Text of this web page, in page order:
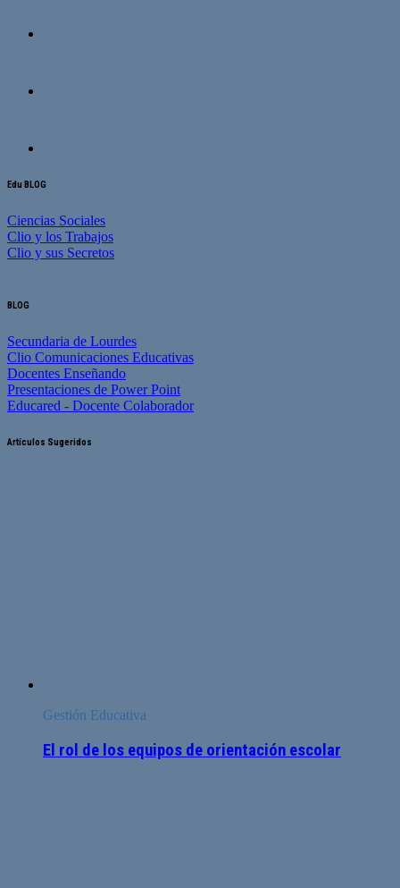
Edu BLOG
Ciencias Sociales
Clio y los Trabajos
Clio y sus Secretos
BLOG
Secundaria de Lourdes
Clio Comunicaciones Educativas
Docentes Enseñando
Presentaciones de Power Point
Educared - Docente Colaborador
Artículos Sugeridos
Gestión Educativa
El rol de los equipos de orientación escolar